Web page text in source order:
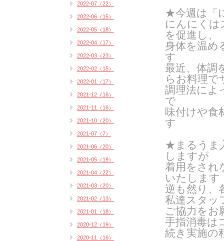
★今週は「
にんにくは
を促進し、
身体を温め
す
最近、体調
らお料理で
調理法によ
で
味付けや食
す
★ まるうま
しますが
着用をされ
いたします
逆も然り、
私達スタッ
ご協力をお
手指消毒は
続き実施の
2022-07（22）
2022-06（15）
2022-05（18）
2022-04（17）
2022-03（23）
2022-02（15）
2022-01（17）
2021-12（16）
2021-11（16）
2021-10（20）
2021-07（7）
2021-06（20）
2021-05（19）
2021-04（22）
2021-03（20）
2021-02（13）
2021-01（18）
2020-12（19）
2020-11（16）